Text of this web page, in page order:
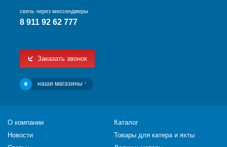
связь через мессенджеры
8 911 92 62 777
Заказать звонок
наши магазины 4
О компании
Новости
Каталог
Товары для катера и яхты